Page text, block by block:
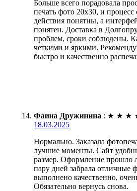
Больше всего порадовала
печать фото 20х30, и процесс
действия понятны, а
понятен. Доставка в
проблем, сроки соблюдены.
четкими и яркими.
быстро и качественно
Фаина Дружинина : ★ ★ ★
18.03.2025
Нормально. Заказала
лучшие моменты. Сайт
размер. Оформление прошло
пару дней забрала отличные
выполнено качественно,
Обязательно вернусь снова.